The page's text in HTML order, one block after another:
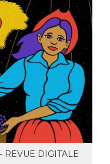
REVUE DIGITALE